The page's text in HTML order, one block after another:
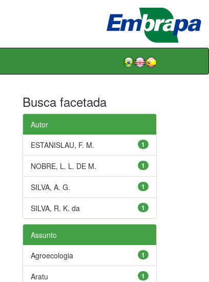
Busca facetada
Autor
1
ESTANISLAU, F. M.
1
NOBRE, L. L. DE M.
1
SILVA, A. G.
1
SILVA, R. K. da
Assunto
1
Agroecologia
1
Aratu